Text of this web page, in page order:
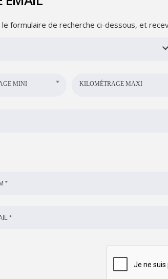
le formulaire de recherche ci-dessous, et
MINI KILOMÉTRAGE MAXI